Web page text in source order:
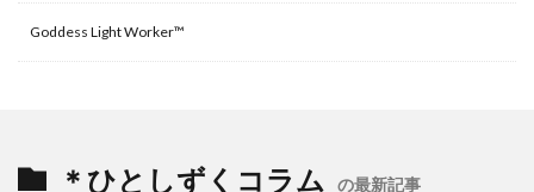
Goddess Light Worker™
＊ひとしずくコラム の最新記事